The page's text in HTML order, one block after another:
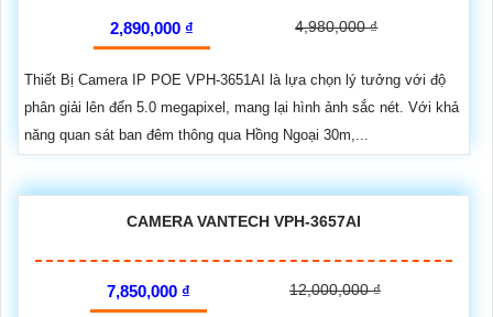
2,890,000 ₫ 4,980,000 ₫
Thiết Bị Camera IP POE VPH-3651AI là lựa chọn lý tưởng với độ
phân giải lên đến 5.0 megapixel, mang lại hình ảnh sắc nét. Với khả
năng quan sát ban đêm thông qua Hồng Ngoại 30m,...
CAMERA VANTECH VPH-3657AI
7,850,000 ₫ 12,000,000 ₫